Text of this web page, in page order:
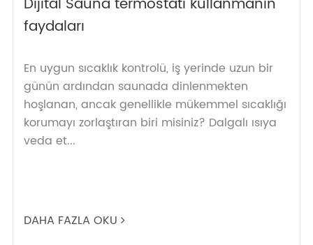
faydaları
En uygun sıcaklık kontrolü, iş yerinde uzun bir
günün ardından saunada dinlenmekten
hoşlanan, ancak genellikle mükemmel sıcaklığı
korumayı zorlaştıran biri misiniz? Dalgalı ısıya
veda et...
DAHA FAZLA OKU